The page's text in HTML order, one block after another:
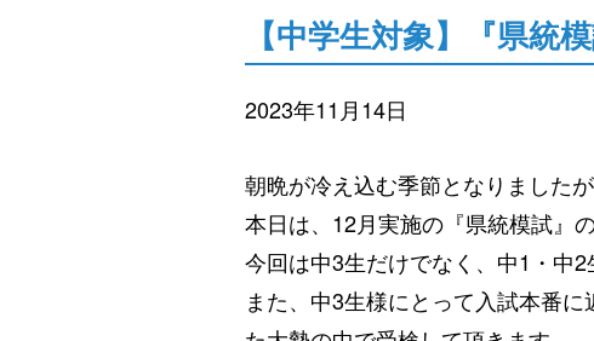
【中学生対象】『県統
2023年11月14日
朝晩が冷え込む季節となりました
本日は、12月実施の『県統模試』
今回は中3生だけでなく、中1・中2
また、中3生様にとって入試本番